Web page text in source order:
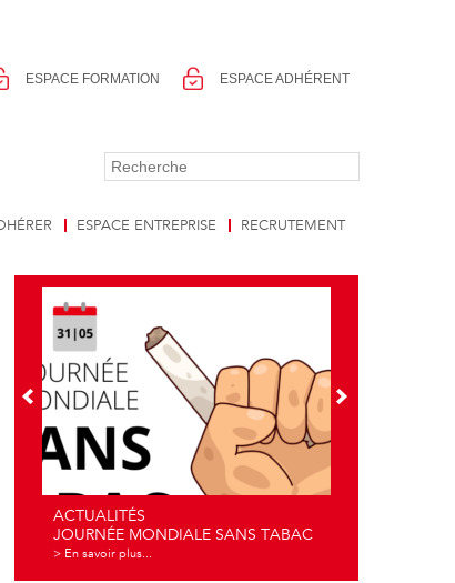
ESPACE FORMATION ESPACE ADHÉRENT
ESPACE ENTREPRISE RECRUTEMENT
ACTUALITÉS
JOURNÉE MONDIALE SANS TABAC
> En savoir plus...